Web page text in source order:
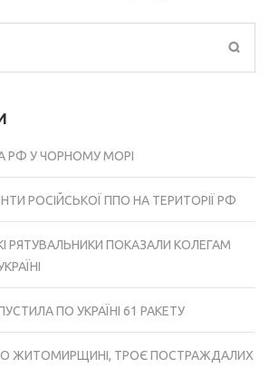
РФ У ЧОРНОМУ МОРІ
РОСІЙСЬКОЇ ППО НА ТЕРИТОРІЇ РФ
РЯТУВАЛЬНИКИ ПОКАЗАЛИ КОЛЕГАМ
ПО УКРАЇНІ 61 РАКЕТУ
ЖИТОМИРЩИНІ, ТРОЄ ПОСТРАЖДАЛИХ